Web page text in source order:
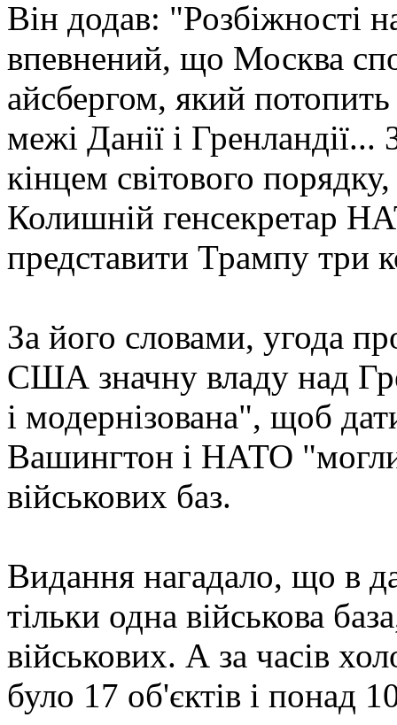
Він додав: "Розбіжності
впевнений, що Москва
айсбергом, який
межі Данії і
кінцем світового
Колишній генсекретар
представити Трампу три
За його словами, угода
США значну владу над
і модернізована", щоб
Вашингтон і НАТО
військових баз.
Видання нагадало, що в
тільки одна військова
військових. А за часів
було 17 об'єктів і понад